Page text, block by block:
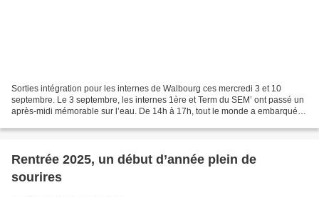
Sorties intégration pour les internes de Walbourg ces mercredi 3 et 10
septembre. Le 3 septembre, les internes 1ère et Term du SEM’ ont passé un
après-midi mémorable sur l’eau. De 14h à 17h, tout le monde a embarqué
Rentrée 2025, un début d’année plein de
sourires